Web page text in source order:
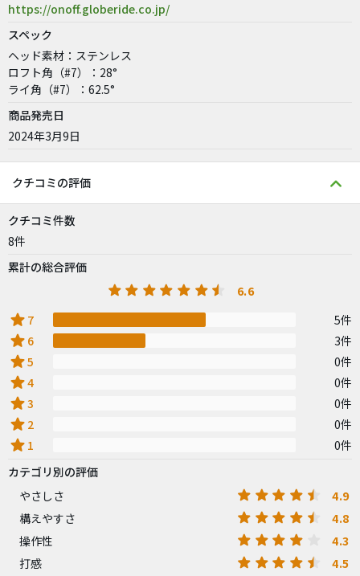
https://onoff.globeride.co.jp/
スペック
ヘッド素材：ステンレス
ロフト角（#7）：28°
ライ角（#7）：62.5°
商品発売日
2024年3月9日
クチコミの評価
クチコミ件数
8件
累計の総合評価
6.6
star 7 5件
star 6 3件
star5 0件
star4 0件
star3 0件
star 2 0件
star 1
0件
カテゴリ別の評価
やさしさ
4.9
構えやすさ 4.8
操作性 4.3
打感 4.5